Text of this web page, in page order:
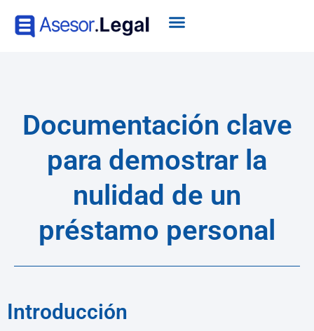
Documentación clave
para demostrar la
nulidad de un
préstamo personal
Introducción